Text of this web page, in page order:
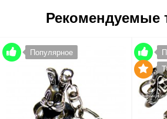
Рекомендуемые
Популярное